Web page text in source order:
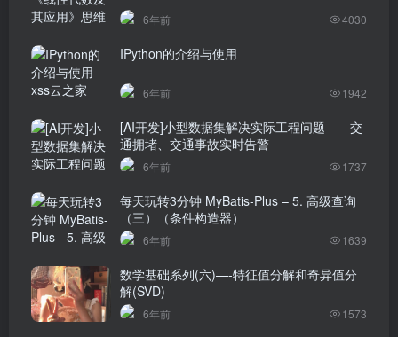
6年前 4030
IPython的介绍与使用
6年前 1942
[AI开发]小型数据集解决实际工程问题——交
通拥堵、交通事故实时告警
6年前 1737
每天玩转3分钟 MyBatis-Plus – 5. 高级查询
（三）（条件构造器）
6年前 1639
数学基础系列(六)—-特征值分解和奇异值分
解(SVD)
6年前 1573